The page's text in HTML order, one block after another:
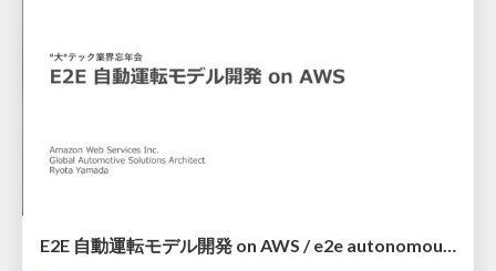
E2E 自動運転モデル開発 on AWS / e2e autonomous driving on aws